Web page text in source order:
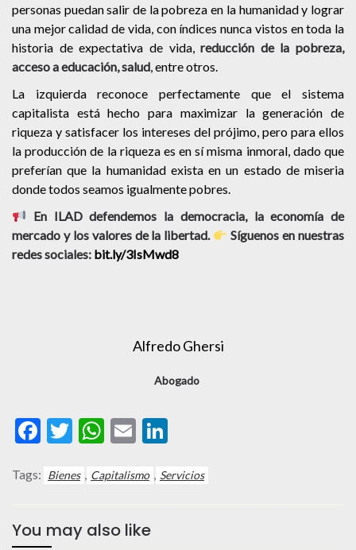
personas puedan salir de la pobreza en la humanidad y lograr
una mejor calidad de vida, con índices nunca vistos en toda la
historia de expectativa de vida,reducción de la pobreza,
acceso a educación, salud, entre otros.
La izquierda reconoce perfectamente que el sistema
capitalista está hecho para maximizar la generación de
riqueza y satisfacer los intereses del prójimo, pero para ellos
la producción de la riqueza es en sí misma inmoral, dado que
preferían que la humanidad exista en un estado de miseria
donde todos seamos igualmente pobres.
En ILAD defendemos la democracia, la economía de
mercado y los valores de la libertad.
Síguenos en nuestras
redes sociales: bit.ly/3IsMwd8
Alfredo Ghersi
Abogado
Facebook
Twitter
WhatsApp
Email
Tags: Bienes , Capitalismo , Servicios
You may also like